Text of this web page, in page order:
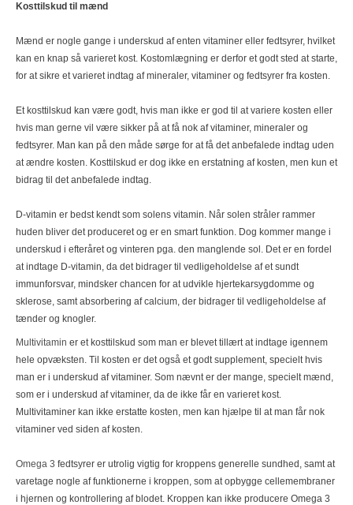
Kosttilskud til mænd
Mænd er nogle gange i underskud af enten vitaminer eller fedtsyrer, hvilket
kan en knap så varieret kost. Kostomlægning er derfor et godt sted at starte,
for at sikre et varieret indtag af mineraler, vitaminer og fedtsyrer fra kosten.
Et kosttilskud kan være godt, hvis man ikke er god til at variere kosten eller
hvis man gerne vil være sikker på at få nok af vitaminer, mineraler og
fedtsyrer. Man kan på den måde sørge for at få det anbefalede indtag uden
at ændre kosten. Kosttilskud er dog ikke en erstatning af kosten, men kun et
bidrag til det anbefalede indtag.
D-vitamin er bedst kendt som solens vitamin. Når solen stråler rammer
huden bliver det produceret og er en smart funktion. Dog kommer mange i
underskud i efteråret og vinteren pga. den manglende sol. Det er en fordel
at indtage D-vitamin, da det bidrager til vedligeholdelse af et sundt
immunforsvar, mindsker chancen for at udvikle hjertekarsygdomme og
sklerose, samt absorbering af calcium, der bidrager til vedligeholdelse af
tænder og knogler.
Multivitamin er et kosttilskud som man er blevet tillært at indtage igennem
hele opvæksten. Til kosten er det også et godt supplement, specielt hvis
man er i underskud af vitaminer. Som nævnt er der mange, specielt mænd,
som er i underskud af vitaminer, da de ikke får en varieret kost.
Multivitaminer kan ikke erstatte kosten, men kan hjælpe til at man får nok
vitaminer ved siden af kosten.
Omega 3 fedtsyrer er utrolig vigtig for kroppens generelle sundhed, samt at
varetage nogle af funktionerne i kroppen, som at opbygge cellemembraner
i hjernen og kontrollering af blodet. Kroppen kan ikke producere Omega 3